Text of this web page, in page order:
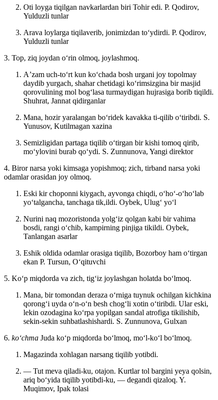
Oti loyga tiqilgan navkarlardan biri Tohir edi. P. Qodirov,
Yulduzli tunlar
Arava loylarga tiqilaverib, jonimizdan toʻydirdi. P. Qodirov,
Yulduzli tunlar
3. Top, ziq joydan oʻrin olmoq, joylashmoq.
Aʼzam uch-toʻrt kun koʻchada bosh urgani joy topolmay
daydib yurgach, shahar chetidagi koʻrimsizgina bir masjid
qorovulining mol bogʻlasa turmaydigan hujrasiga borib tiqildi.
Shuhrat, Jannat qidirganlar
Mana, hozir yaralangan boʻridek kavakka ti-qilib oʻtiribdi. S.
Yunusov, Kutilmagan xazina
Semizligidan partaga tiqilib oʻtirgan bir kishi tomoq qirib,
moʻylovini burab qoʻydi. S. Zunnunova, Yangi direktor
4. Biror narsa yoki kimsaga yopishmoq; zich, tirband narsa yoki
odamlar orasidan joy olmoq.
Eski kir choponni kiygach, ayvonga chiqdi, oʻhoʻ-oʻhoʻlab
yoʻtalgancha, tanchaga tik,ildi. Oybek, Ulugʻ yoʻl
Nurini naq mozoristonda yolgʻiz qolgan kabi bir vahima
bosdi, rangi oʻchib, kampirning pinjiga tikildi. Oybek,
Tanlangan asarlar
Eshik oldida odamlar orasiga tiqilib, Bozorboy ham oʻtirgan
ekan P. Tursun, Oʻqituvchi
5. Koʻp miqdorda va zich, tigʻiz joylashgan holatda boʻlmoq.
Mana, bir tomondan deraza oʻrniga tuynuk ochilgan kichkina
qorongʻi uyda oʻn-oʻn besh chogʻli xotin oʻtiribdi. Ular eski,
lekin ozodagina koʻrpa yopilgan sandal atrofiga tikilishib,
sekin-sekin suhbatlashishardi. S. Zunnunova, Gulxan
6. koʻchma Juda koʻp miqdorda boʻlmoq, moʻl-koʻl boʻlmoq.
Magazinda xohlagan narsang tiqilib yotibdi.
— Tut meva qiladi-ku, otajon. Kurtlar tol bargini yeya qolsin,
ariq boʻyida tiqilib yotibdi-ku, — degandi qizaloq. Y.
Muqimov, Ipak tolasi